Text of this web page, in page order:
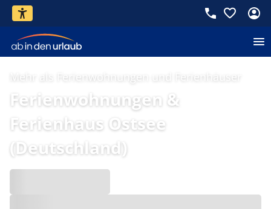
Mehr als Ferienwohnungen und Ferienhäuser
Ferienwohnungen &
Ferienhaus Ostsee
(Deutschland)